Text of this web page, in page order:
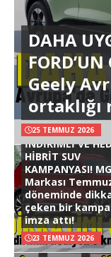
DAHA
Geely
ortaklığı
25 TEMMUZ 2026
İNDİRİMLİ VE
HİBRİT SUV
KAMPANYASI! MG
Markası
döneminde
çeken bir
imza attı!
23 TEMMUZ 2026